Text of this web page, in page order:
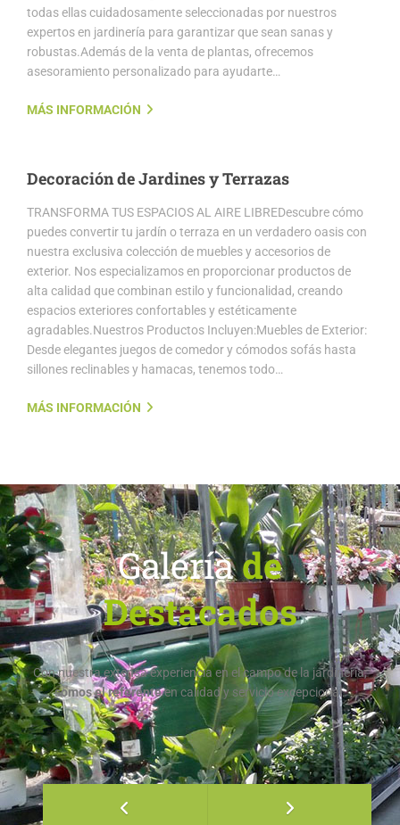
todas ellas cuidadosamente seleccionadas por nuestros
expertos en jardinería para garantizar que sean sanas y
robustas.Además de la venta de plantas, ofrecemos
asesoramiento personalizado para ayudarte…
MÁS INFORMACIÓN
Decoración de Jardines y Terrazas
TRANSFORMA TUS ESPACIOS AL AIRE LIBREDescubre cómo
puedes convertir tu jardín o terraza en un verdadero oasis con
nuestra exclusiva colección de muebles y accesorios de
exterior. Nos especializamos en proporcionar productos de
alta calidad que combinan estilo y funcionalidad, creando
espacios exteriores confortables y estéticamente
agradables.Nuestros Productos Incluyen:Muebles de Exterior:
Desde elegantes juegos de comedor y cómodos sofás hasta
sillones reclinables y hamacas, tenemos todo…
MÁS INFORMACIÓN
Galeríade
Destacados
Con nuestra extensa experiencia en el campo de la jardinería,
somos el referenteen calidad y servicio excepcional.